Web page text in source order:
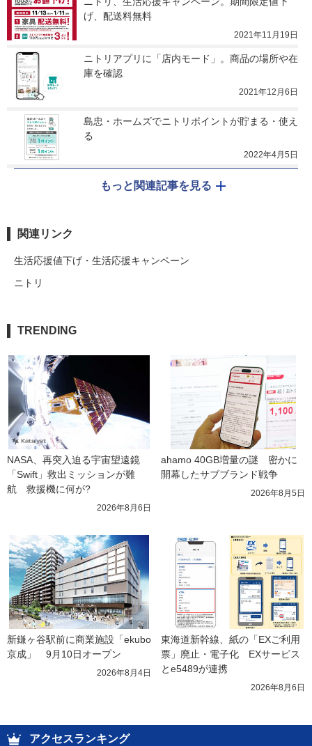
げ、配送料無料
2021年11月19日
ニトリアプリに「店内モード」。商品の場所や在
庫を確認
2021年12月6日
島忠・ホームズでニトリポイントが貯まる・使え
る
2022年4月5日
もっと関連記事を見る
関連リンク
生活応援値下げ・生活応援キャンペーン
ニトリ
TRENDING
NASA、再突入迫る宇宙望遠鏡
「Swift」救出ミッションが難
航　救援機に何が?
2026年8月6日
ahamo 40GB増量の謎　密かに
開幕したサブブランド戦争
2026年8月5日
新鎌ヶ谷駅前に商業施設「ekubo
京成」　9月10日オープン
2026年8月4日
東海道新幹線、紙の「EXご利用
票」廃止・電子化　EXサービス
とe5489が連携
2026年8月6日
アクセスランキング